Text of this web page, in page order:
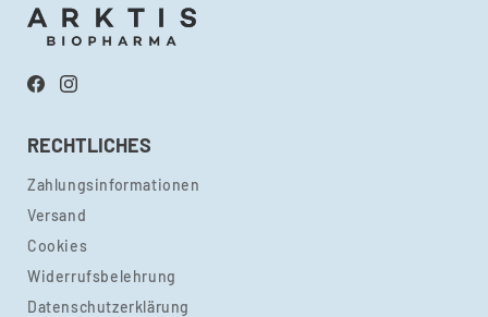
FacebookInstagram
RECHTLICHES
Zahlungsinformationen
Versand
Cookies
Widerrufsbelehrung
Datenschutzerklärung